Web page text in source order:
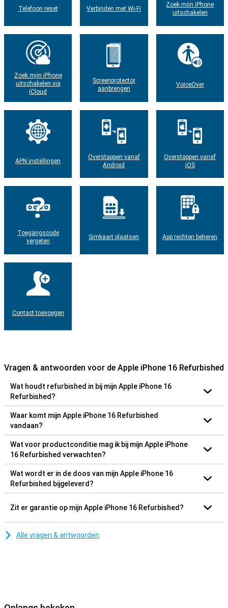
Telefoon reset Verbinden met Wi-Fi
Zoek mijn iPhone
uitschakelen
Zoek mijn iPhone
uitschakelen via
iCloud
Screenprotector
aanbrengen
VoiceOver
APN instellingen
Overstappen vanaf
Android
Overstappen vanaf
iOS
Toegangscode
vergeten
Simkaart plaatsen App rechten beheren
Contact toevoegen
Vragen & antwoorden voor de Apple iPhone 16 Refurbished
Wat houdt refurbished in bij mijn Apple iPhone 16
Refurbished?
Waar komt mijn Apple iPhone 16 Refurbished
vandaan?
Wat voor productconditie mag ik bij mijn Apple iPhone
16 Refurbished verwachten?
Wat wordt er in de doos van mijn Apple iPhone 16
Refurbished bijgeleverd?
Zit er garantie op mijn Apple iPhone 16 Refurbished?
Alle vragen & antwoorden